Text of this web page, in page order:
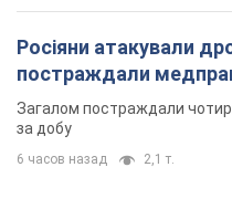
Росіяни атакували
постраждали
Загалом постраждали
за добу
6 часов назад 2,1 т.